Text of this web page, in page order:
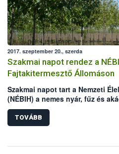
2017. szeptember 20., szerda
Szakmai napot rendez a
Fajtakitermesztő Állomáson
Szakmai napot tart a Nemzeti
(NÉBIH) a nemes nyár, fűz és
tapasztalatairól.
TOVÁBB